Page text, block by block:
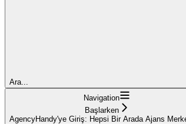
Ara...
Navigation
Başlarken
AgencyHandy'ye Giriş: Hepsi Bir Arada Ajans